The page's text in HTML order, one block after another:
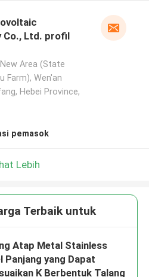
Co., Ltd. profil
Area (State
Farm), Wen'an
Hebei Province,
pemasok
Lebih
Terbaik untuk
Atap Metal Stainless
Panjang yang Dapat
K Berbentuk Talang